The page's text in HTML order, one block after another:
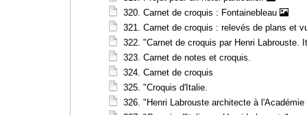
320. Carnet de croquis : Fontainebleau
321. Carnet de croquis : relevés de plans et
322. "Carnet de croquis par Henri Labrouste.
323. Carnet de notes et croquis.
324. Carnet de croquis
325. "Croquis d'Italie.
326. "Henri Labrouste architecte à